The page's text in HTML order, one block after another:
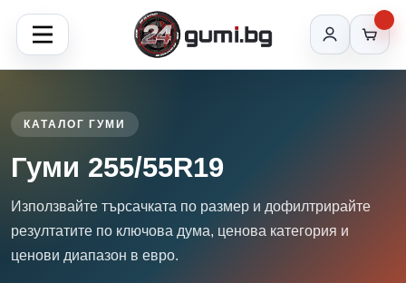
КАТАЛОГ ГУМИ
Гуми 255/55R19
Използвайте търсачката по размер и дофилтрирайте
резултатите по ключова дума, ценова категория и
ценови диапазон в евро.